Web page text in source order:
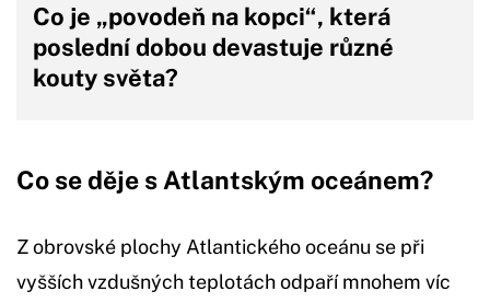
Co je „povodeň na kopci“, která
poslední dobou devastuje různé
kouty světa?
Co se děje s Atlantským oceánem?
Z obrovské plochy Atlantického oceánu se při
vyšších vzdušných teplotách odpaří mnohem víc